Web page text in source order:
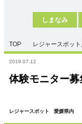
しまなみ
TOP レジャースポット ,
ツアー」
2019.07.12
体験モニター募
レジャースポット 愛媛県内